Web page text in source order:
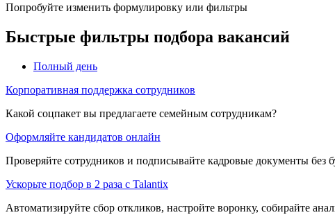
Попробуйте изменить формулировку или фильтры
Быстрые фильтры подбора вакансий
Полный день
Корпоративная поддержка сотрудников
Какой соцпакет вы предлагаете семейным сотрудникам?
Оформляйте кандидатов онлайн
Проверяйте сотрудников и подписывайте кадровые документы без
Ускорьте подбор в 2 раза с Talantix
Автоматизируйте сбор откликов, настройте воронку, собирайте